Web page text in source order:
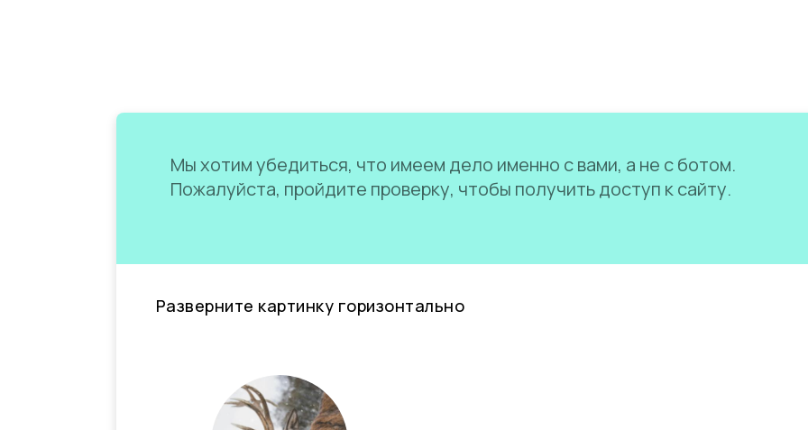
Мы хотим убедиться, что имеем дело именно с вами, а не с ботом.
Пожалуйста, пройдите проверку, чтобы получить доступ к сайту.
Разверните картинку горизонтально